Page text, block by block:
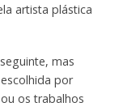
artista plástica
mas
por
os trabalhos